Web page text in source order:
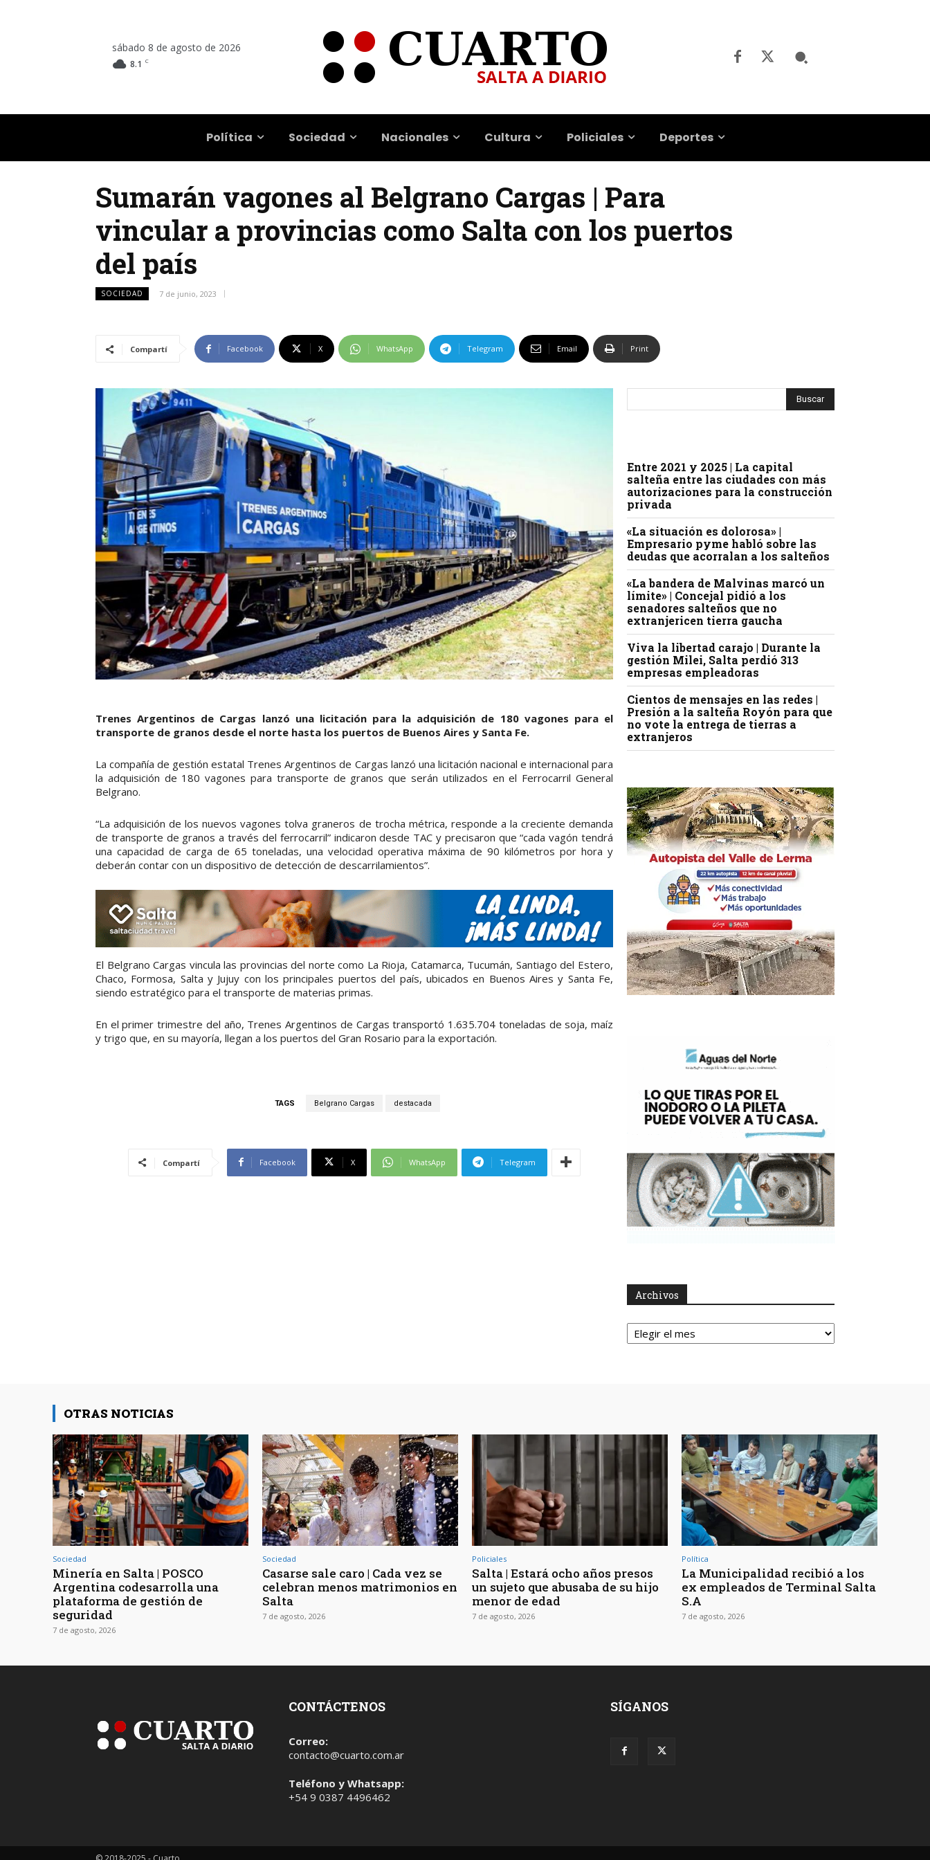
sábado 8 de agosto de 2026
8.1 C
Política Sociedad Nacionales Cultura Policiales Deportes
Sumarán vagones al Belgrano Cargas | Para
vincular a provincias como Salta con los puertos
del país
SOCIEDAD 7 de junio, 2023
Compartí Facebook X WhatsApp Telegram Email Print
Trenes Argentinos de Cargas lanzó una licitación para la adquisición de 180 vagones para el
transporte de granos desde el norte hasta los puertos de Buenos Aires y Santa Fe.
La compañía de gestión estatal Trenes Argentinos de Cargas lanzó una licitación nacional e internacional para
la adquisición de 180 vagones para transporte de granos que serán utilizados en el Ferrocarril General
Belgrano.
“La adquisición de los nuevos vagones tolva graneros de trocha métrica, responde a la creciente demanda
de transporte de granos a través del ferrocarril” indicaron desde TAC y precisaron que “cada vagón tendrá
una capacidad de carga de 65 toneladas, una velocidad operativa máxima de 90 kilómetros por hora y
deberán contar con un dispositivo de detección de descarrilamientos”.
El Belgrano Cargas vincula las provincias del norte como La Rioja, Catamarca, Tucumán, Santiago del Estero,
Chaco, Formosa, Salta y Jujuy con los principales puertos del país, ubicados en Buenos Aires y Santa Fe,
siendo estratégico para el transporte de materias primas.
En el primer trimestre del año, Trenes Argentinos de Cargas transportó 1.635.704 toneladas de soja, maíz
y trigo que, en su mayoría, llegan a los puertos del Gran Rosario para la exportación.
TAGS Belgrano Cargas destacada
Compartí Facebook X WhatsApp Telegram
Entre 2021 y 2025 | La capital
salteña entre las ciudades con más
autorizaciones para la construcción
privada
«La situación es dolorosa» |
Empresario pyme habló sobre las
deudas que acorralan a los salteños
«La bandera de Malvinas marcó un
límite» | Concejal pidió a los
senadores salteños que no
extranjericen tierra gaucha
Viva la libertad carajo | Durante la
gestión Milei, Salta perdió 313
empresas empleadoras
Cientos de mensajes en las redes |
Presión a la salteña Royón para que
no vote la entrega de tierras a
extranjeros
Archivos
Archivos
OTRAS NOTICIAS
Sociedad
Minería en Salta | POSCO
Argentina codesarrolla una
plataforma de gestión de
seguridad
7 de agosto, 2026
Sociedad
Casarse sale caro | Cada vez se
celebran menos matrimonios en
Salta
7 de agosto, 2026
Policiales
Salta | Estará ocho años presos
un sujeto que abusaba de su hijo
menor de edad
7 de agosto, 2026
Política
La Municipalidad recibió a los
ex empleados de Terminal Salta
S.A
7 de agosto, 2026
CONTÁCTENOS
Correo:
contacto@cuarto.com.ar
Teléfono y Whatsapp:
+54 9 0387 4496462
SÍGANOS